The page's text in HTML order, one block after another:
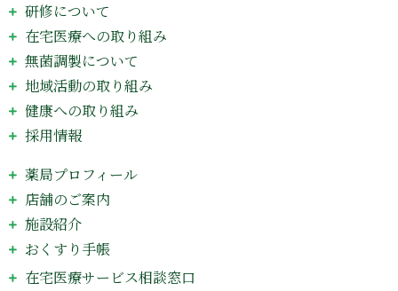
研修について
在宅医療への取り組み
無菌調製について
地域活動の取り組み
健康への取り組み
採用情報
薬局プロフィール
店舗のご案内
施設紹介
おくすり手帳
在宅医療サービス相談窓口